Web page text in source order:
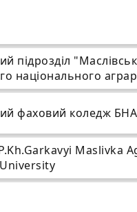
підрозділ
національного
фаховий коледж
Maslivka